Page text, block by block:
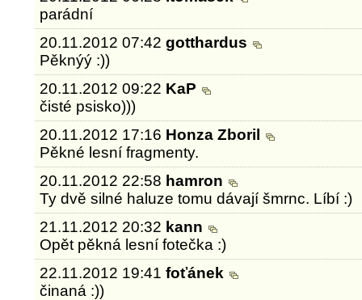
parádní
20.11.2012 07:42gotthardus
Pěknýý :))
20.11.2012 09:22 KaP
čisté psisko)))
20.11.2012 17:16 Honza Zboril
Pěkné lesní fragmenty.
20.11.2012 22:58 hamron
Ty dvě silné haluze tomu dávají šmrnc. Líbí :)
21.11.2012 20:32 kann
Opět pěkná lesní fotečka :)
22.11.2012 19:41foťánek
činaná :))